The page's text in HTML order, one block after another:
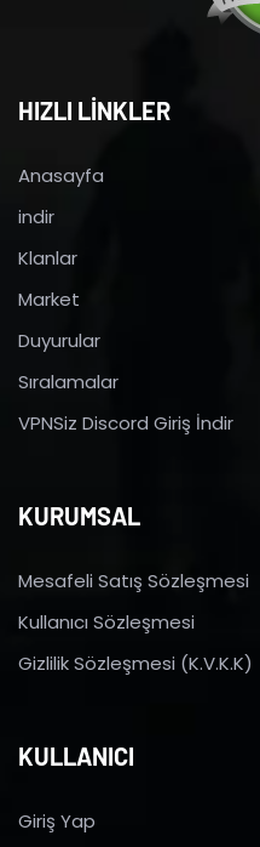
HIZLI LİNKLER
Anasayfa
indir
Klanlar
Market
Duyurular
Sıralamalar
VPNSiz Discord Giriş İndir
KURUMSAL
Mesafeli Satış Sözleşmesi
Kullanıcı Sözleşmesi
Gizlilik Sözleşmesi (K.V.K.K)
KULLANICI
Giriş Yap